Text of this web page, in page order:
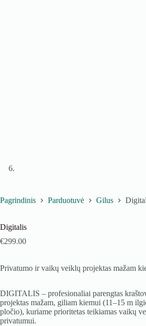
Pagrindinis Parduotuvė Gilus
Digitalis
€299.00
Privatumo ir vaikų veiklų projektas mažam
DIGITALIS – profesionaliai parengtas
projektas mažam, giliam kiemui (11–15 m
pločio), kuriame prioritetas teikiamas vaikų
privatumui.